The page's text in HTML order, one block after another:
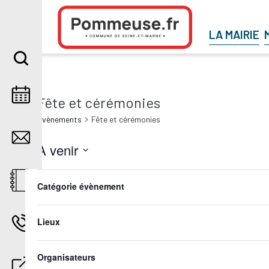
Aller au contenu
LA MAIRIE
Fête et cérémonies
Évènements Fête et cérémonies
any
the
form
will
cause
the
Catégorie évènement
Lieux
Organisateurs
À venir
date.